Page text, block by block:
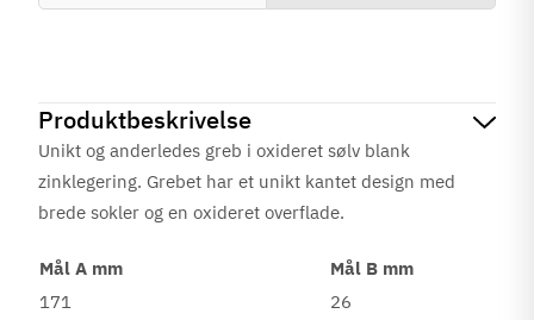
Produktbeskrivelse
Unikt og anderledes greb i oxideret sølv blank
zinklegering. Grebet har et unikt kantet design med
brede sokler og en oxideret overflade.
Mål A mm
Mål B mm
171
26